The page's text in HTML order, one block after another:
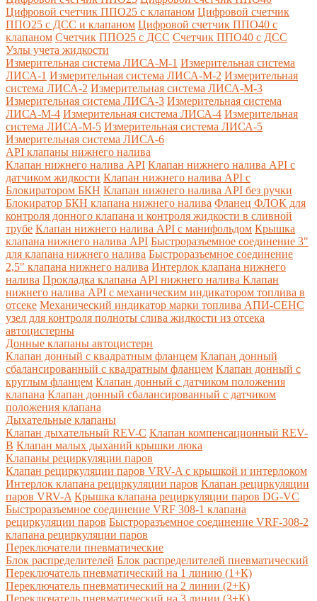
Цифровой счетчик ППО25 с клапаном Цифровой счетчик
ППО25 с ДСС и клапаном Цифровой счетчик ППО40 с
клапаном Счетчик ППО25 с ДСС Счетчик ППО40 с ДСС
Узлы учета жидкости
Измерительная система ЛИСА-М-1 Измерительная система
ЛИСА-1 Измерительная система ЛИСА-М-2 Измерительная
система ЛИСА-2 Измерительная система ЛИСА-М-3
Измерительная система ЛИСА-3 Измерительная система
ЛИСА-М-4 Измерительная система ЛИСА-4 Измерительная
система ЛИСА-М-5 Измерительная система ЛИСА-5
Измерительная система ЛИСА-6
API клапаны нижнего налива
Клапан нижнего налива API Клапан нижнего налива API с
датчиком жидкости Клапан нижнего налива API с
Блокиратором БКН Клапан нижнего налива API без ручки
Блокиратор БКН клапана нижнего налива Фланец ФЛОК для
контроля донного клапана и контроля жидкости в сливной
трубе Клапан нижнего налива API с манифольдом Крышка
клапана нижнего налива API Быстроразъемное соединение 3"
для клапана нижнего налива Быстроразъемное соединение
2,5" клапана нижнего налива Интерлок клапана нижнего
налива Прокладка клапана API нижнего налива Клапан
нижнего налива API с механическим индикатором топлива в
отсеке Механический индикатор марки топлива АПИ-СЕНС
узел для контроля полноты слива жидкости из отсека
автоцистерны
Донные клапаны автоцистерн
Клапан донный с квадратным фланцем Клапан донный
сбалансированный с квадратным фланцем Клапан донный с
круглым фланцем Клапан донный с датчиком положения
клапана Клапан донный сбалансированный с датчиком
положения клапана
Дыхательные клапаны
Клапан дыхательный REV-C Клапан компенсационный REV-
B Клапан малых дыханий крышки люка
Клапаны рециркуляции паров
Клапан рециркуляции паров VRV-A с крышкой и интерлоком
Интерлок клапана рециркуляции паров Клапан рециркуляции
паров VRV-A Крышка клапана рециркуляции паров DG-VC
Быстроразъемное соединение VRF 308-1 клапана
рециркуляции паров Быстроразъемное соединение VRF-308-2
клапана рециркуляции паров
Переключатели пневматические
Блок распределителей Блок распределителей пневматический
Переключатель пневматический на 1 линию (1+К)
Переключатель пневматический на 2 линии (2+К)
Переключатель пневматический на 3 линии (3+К)